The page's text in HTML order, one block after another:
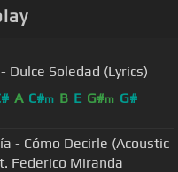
Dulce Soledad (Lyrics)
A C#m B E G#m G#
- Cómo Decirle (Acoustic
Federico Miranda